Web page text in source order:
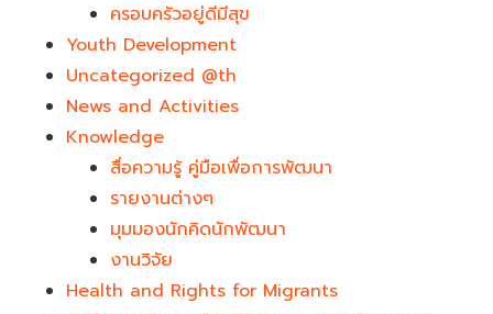
ครอบครัวอยู่ดีมีสุข
Youth Development​
Uncategorized @th
News and Activities
Knowledge
สื่อความรู้ คู่มือเพื่อการพัฒนา
รายงานต่างๆ
มุมมองนักคิดนักพัฒนา
งานวิจัย
Health and Rights for Migrants